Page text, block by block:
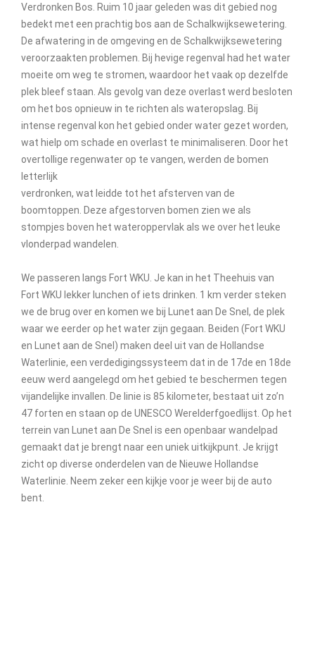
Verdronken Bos. Ruim 10 jaar geleden was dit gebied nog
bedekt met een prachtig bos aan de Schalkwijksewetering.
De afwatering in de omgeving en de Schalkwijksewetering
veroorzaakten problemen. Bij hevige regenval had het water
moeite om weg te stromen, waardoor het vaak op dezelfde
plek bleef staan. Als gevolg van deze overlast werd besloten
om het bos opnieuw in te richten als wateropslag. Bij
intense regenval kon het gebied onder water gezet worden,
wat hielp om schade en overlast te minimaliseren. Door het
overtollige regenwater op te vangen, werden de bomen
letterlijk
verdronken, wat leidde tot het afsterven van de
boomtoppen. Deze afgestorven bomen zien we als
stompjes boven het wateroppervlak als we over het leuke
vlonderpad wandelen.
We passeren langs Fort WKU. Je kan in het Theehuis van
Fort WKU lekker lunchen of iets drinken. 1 km verder steken
we de brug over en komen we bij Lunet aan De Snel, de plek
waar we eerder op het water zijn gegaan. Beiden (Fort WKU
en Lunet aan de Snel) maken deel uit van de Hollandse
Waterlinie, een verdedigingssysteem dat in de 17de en 18de
eeuw werd aangelegd om het gebied te beschermen tegen
vijandelijke invallen. De linie is 85 kilometer, bestaat uit zo’n
47 forten en staan op de UNESCO Werelderfgoedlijst. Op het
terrein van Lunet aan De Snel is een openbaar wandelpad
gemaakt dat je brengt naar een uniek uitkijkpunt. Je krijgt
zicht op diverse onderdelen van de Nieuwe Hollandse
Waterlinie. Neem zeker een kijkje voor je weer bij de auto
bent.